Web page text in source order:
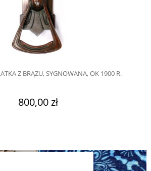
Z BRĄZU, SYGNOWANA, OK 1900 R.
800,00 zł